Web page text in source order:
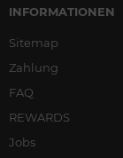
INFORMATIONEN
Sitemap
Zahlung
FAQ
REWARDS
Jobs